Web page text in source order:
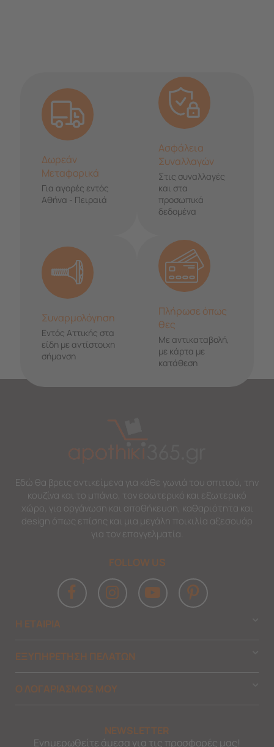
Δωρεάν
Μεταφορικά
Για αγορές εντός
Αθήνα - Πειραιά
Ασφάλεια
Συναλλαγών
Στις συναλλαγές
και στα
προσωπικά
δεδομένα
Συναρμολόγηση
Εντός Αττικής στα
είδη με αντίστοιχη
σήμανση
Πλήρωσε όπως
θες
Με αντικαταβολή,
με κάρτα με
κατάθεση
Εδώ θα βρεις αντικείμενα για κάθε γωνιά του σπιτιού, την
κουζίνα και το μπάνιο, τον εσωτερικό και εξωτερικό
χώρο, για οργάνωση και αποθήκευση, καθαριότητα και
design όπως επίσης και μια μεγάλη ποικιλία αξεσουάρ
για τον επαγγελματία.
FOLLOW US
Η ΕΤΑΙΡΙΑ
ΕΞΥΠΗΡΕΤΗΣΗ ΠΕΛΑΤΩΝ
Ο ΛΟΓΑΡΙΑΣΜΟΣ ΜΟΥ
NEWSLETTER
Ενημερωθείτε άμεσα για τις προσφορές μας!